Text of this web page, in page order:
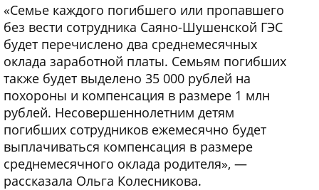
«Семье каждого погибшего или пропавшего
без вести сотрудника Саяно-Шушенской ГЭС
будет перечислено два среднемесячных
оклада заработной платы. Семьям погибших
также будет выделено 35 000 рублей на
похороны и компенсация в размере 1 млн
рублей. Несовершеннолетним детям
погибших сотрудников ежемесячно будет
выплачиваться компенсация в размере
среднемесячного оклада родителя», —
рассказала Ольга Колесникова.